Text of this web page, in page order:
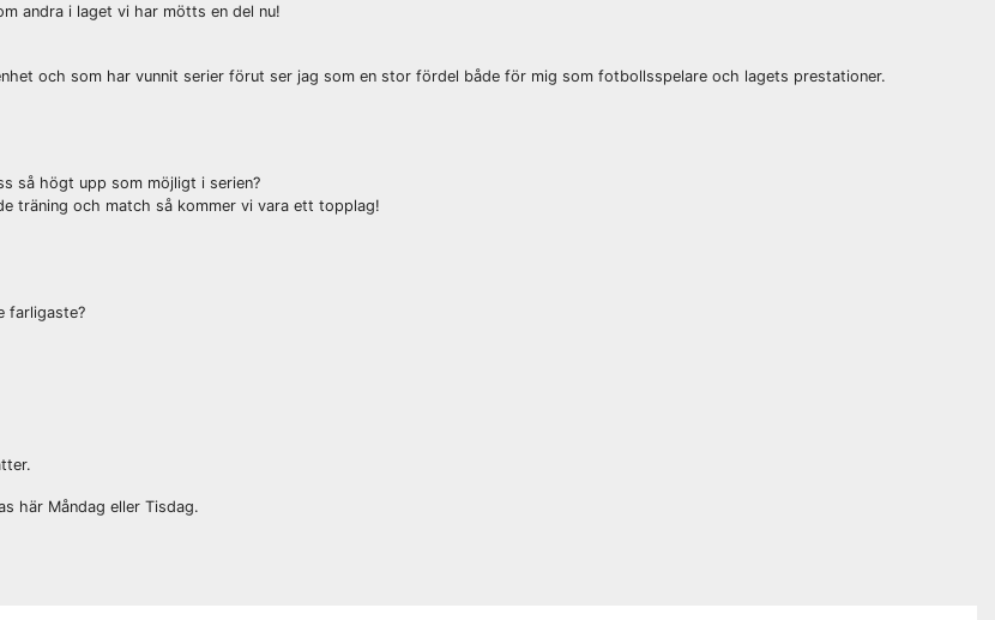
andra i laget vi har mötts en del nu!
och som har vunnit serier förut ser jag som en stor fördel både för mig som fotbollsspelare och lagets prestationer.
så högt upp som möjligt i serien?
träning och match så kommer vi vara ett topplag!
farligaste?
här Måndag eller Tisdag.